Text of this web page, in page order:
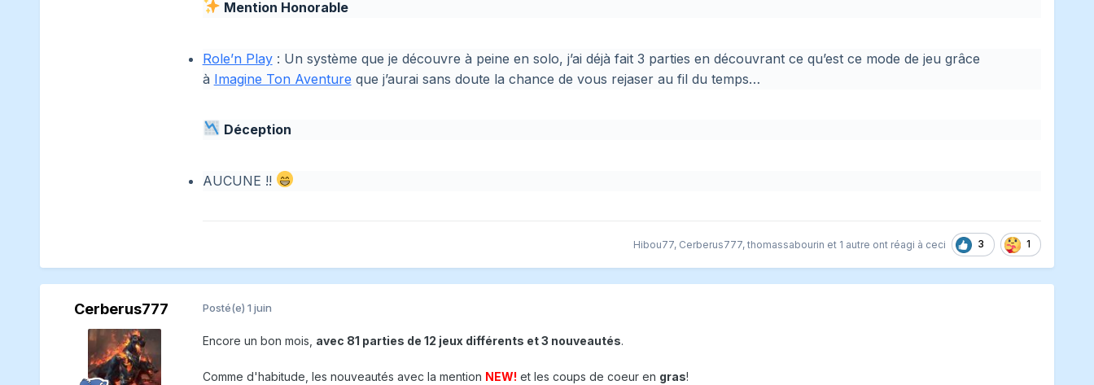
Mention Honorable
Role’n Play : Un système que je découvre à peine en solo, j’ai déjà fait 3 parties en découvrant ce qu’est ce mode de jeu grâce
à Imagine Ton Aventure que j’aurai sans doute la chance de vous rejaser au fil du temps…
Déception
AUCUNE !!
Hibou77, Cerberus777,thomassabourin et 1 autre ont réagi à ceci 3 1
Cerberus777 Posté(e) 1 juin
Encore un bon mois, avec 81 parties de 12 jeux différents et 3 nouveautés.
Comme d'habitude, les nouveautés avec la mention NEW! et les coups de coeur en gras!